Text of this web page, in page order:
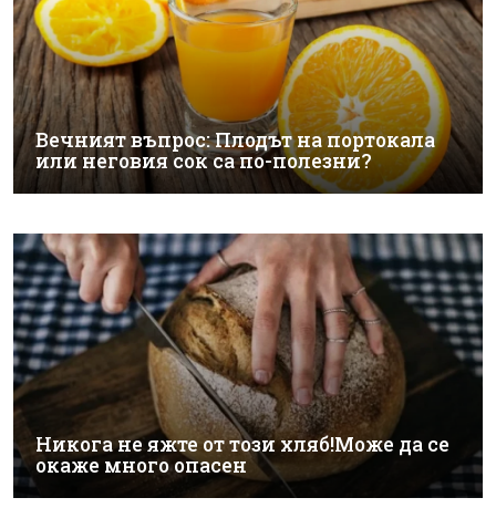
Вечният въпрос: Плодът на портокала
или неговия сок са по-полезни?
Никога не яжте от този хляб!Може да се
окаже много опасен